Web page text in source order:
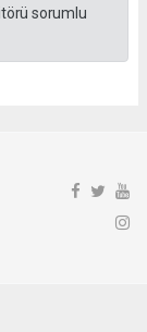
sorumlu